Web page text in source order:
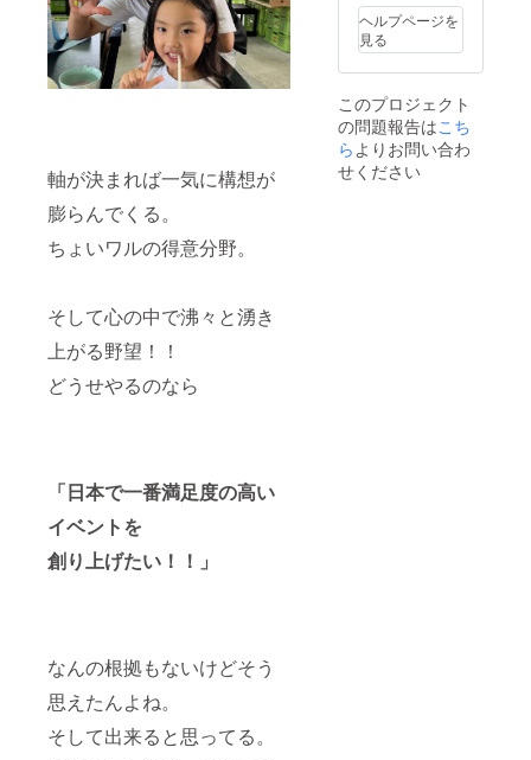
軸が決まれば一気に構想が
膨らんでくる。
ちょいワルの得意分野。
そして心の中で沸々と湧き
上がる野望！！
どうせやるのなら
「日本で一番満足度の高い
イベントを
創り上げたい！！」
なんの根拠もないけどそう
思えたんよね。
そして出来ると思ってる。
（アミ
等）
【炙り
いわ
し】い
わし
（ベト
ナム
きます
ないカ
フェ
sso】で
す。完
全予約
制から
も良く
良質な
肉質に
なりま
の結
果、平
成29
年、平
成31年
BOND
&
JUSTIC
Eとして
める。
日本全
国の被
災地に
どこよ
ヘルプページを
見る
このプロジェクト
の問題報告はこち
らよりお問い合わ
せください